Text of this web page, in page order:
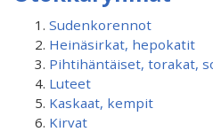
Sudenkorennot
Heinäsirkat, hepokatit
Pihtihäntäiset, torakat,
Luteet
Kaskaat, kempit
Kirvat